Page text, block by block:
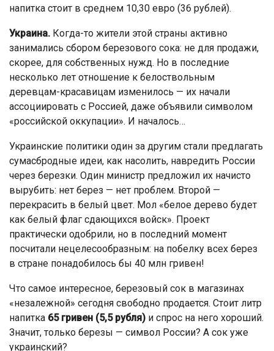
напитка стоит в среднем 10,30 евро (36 рублей).
Украина. Когда-то жители этой страны активно
занимались сбором березового сока: не для продажи,
скорее, для собственных нужд. Но в последние
несколько лет отношение к белоствольным
деревцам-красавицам изменилось — их начали
ассоциировать с Россией, даже объявили символом
«российской оккупации». И началось…
Украинские политики один за другим стали предлагать
сумасбродные идеи, как насолить, навредить России
через березки. Один министр предложил их начисто
вырубить: нет берез — нет проблем. Второй —
перекрасить в белый цвет. Мол «белое дерево будет
как белый флаг сдающихся войск». Проект
практически одобрили, но в последний момент
посчитали нецелесообразным: на побелку всех берез
в стране понадобилось бы 40 млн гривен!
Что самое интересное, березовый сок в магазинах
«незалежной» сегодня свободно продается. Стоит литр
напитка 65 гривен (5,5 рубля) и спрос на него хороший.
Значит, только березы — символ России? А сок уже
украинский?